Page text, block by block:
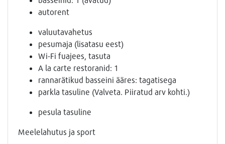
autorent
valuutavahetus
pesumaja (lisatasu eest)
Wi-Fi fuajees, tasuta
A la carte restoranid: 1
rannarätikud basseini ääres: tagatisega
parkla tasuline (Valveta. Piiratud arv kohti.)
pesula tasuline
Meelelahutus ja sport